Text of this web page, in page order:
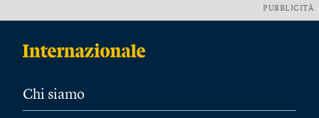
PUBBLICITÀ
Chi siamo